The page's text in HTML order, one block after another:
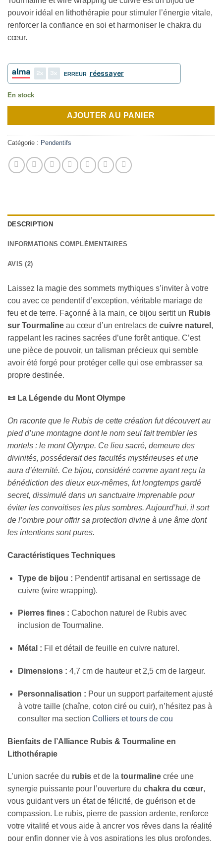
pouvoir idéal en lithothérapie pour stimuler l’énergie vitale,
renforcer la confiance en soi et harmoniser le chakra du
cœur.
2 3 ERREUR réessayer
En stock
AJOUTER AU PANIER
Catégorie : Pendentifs
DESCRIPTION
INFORMATIONS COMPLÉMENTAIRES
AVIS (2)
Laissez la magie des sommets mythiques s’inviter à votre
cou avec ce pendentif d’exception, véritable mariage de
feu et de terre. Façonné à la main, ce bijou sertit un Rubis
sur Tourmaline au cœur d’un entrelacs de cuivre naturel ,
rappelant les racines sacrées d’une forêt antique. C’est
une pièce de pouvoir, un talisman précieux qui semble
avoir été forgé pour protéger celle qui ose embrasser sa
propre destinée.
📜 La Légende du Mont Olympe
On raconte que le Rubis de cette création fut découvert au
pied d’une montagne dont le nom seul fait trembler les
mortels : le mont Olympe. Ce lieu sacré, demeure des
divinités, posséderait des facultés mystérieuses et une
aura d’éternité. Ce bijou, considéré comme ayant reçu la
bénédiction des dieux eux-mêmes, fut longtemps gardé
secret, dissimulé dans un sanctuaire imprenable pour
éviter les convoitises les plus sombres. Aujourd’hui, il sort
de l’ombre pour offrir sa protection divine à une âme dont
les intentions sont pures.
Caractéristiques Techniques
Type de bijou : Pendentif artisanal en sertissage de
cuivre (wire wrapping).
Pierres fines : Cabochon naturel de Rubis avec
inclusion de Tourmaline.
Métal : Fil et détail de feuille en cuivre naturel.
Dimensions : 4,7 cm de hauteur et 2,5 cm de largeur.
Personnalisation : Pour un support parfaitement ajusté
à votre taille (chaîne, coton ciré ou cuir), n’hésitez pas à
consulter ma section Colliers et tours de cou
Bienfaits de l’Alliance Rubis & Tourmaline en
Lithothérapie
L’union sacrée du rubis et de la tourmaline crée une
synergie puissante pour l’ouverture du chakra du cœur,
vous guidant vers un état de félicité, de guérison et de
compassion. Le rubis, pierre de passion ardente, renforce
votre vitalité et vous aide à ancrer vos rêves dans la réalité
pour enfin donner vie à vos aspirations les plus profondes.